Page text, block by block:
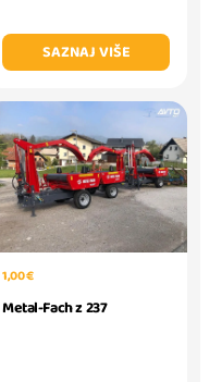
SAZNAJ VIŠE
1,00 €
Metal-Fach z 237